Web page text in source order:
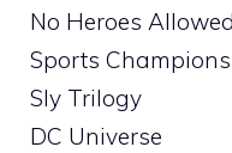
No Heroes Allowed
Sports Champions
Sly Trilogy
DC Universe